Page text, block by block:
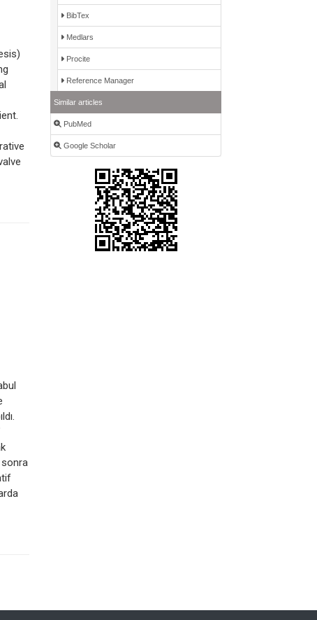
sonra
BibTex
Medlars
Procite
Reference Manager
Similar articles
PubMed
Google Scholar